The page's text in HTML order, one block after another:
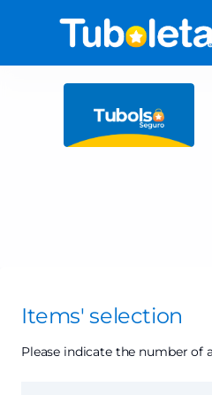
SEGURO
SEGURO
HUMBE
Items' selection
Please indicate the number of